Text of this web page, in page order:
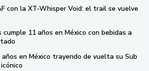
con la XT-Whisper Void: el trail se vuelve
11 años en México con bebidas a
en México trayendo de vuelta su Sub